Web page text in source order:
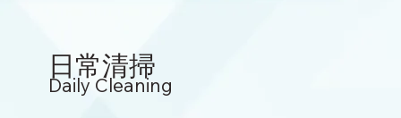
日常清掃
Daily Cleaning